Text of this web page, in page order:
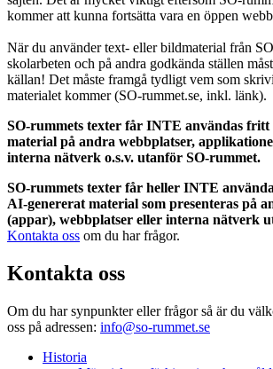
kommer att kunna fortsätta vara en öppen
När du använder text- eller bildmaterial från
skolarbeten och på andra godkända ställen
källan! Det måste framgå tydligt vem som
materialet kommer (SO-rummet.se, inkl. länk).
SO-rummets texter får INTE användas fritt
material på andra webbplatser,
interna nätverk o.s.v. utanför SO-rummet.
SO-rummets texter får heller INTE
AI-genererat material som presenteras på
(appar), webbplatser eller interna nätverk
Kontakta oss om du har frågor.
Kontakta oss
Om du har synpunkter eller frågor så är du
oss på adressen: info@so-rummet.se
Historia